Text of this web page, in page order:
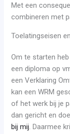
Met een
combineren met
Toelatingseisen
Om te starten
een diploma op
een Verklaring
kan een WRM
of het werk bij je
dan gericht en
bij mij. Daarmee